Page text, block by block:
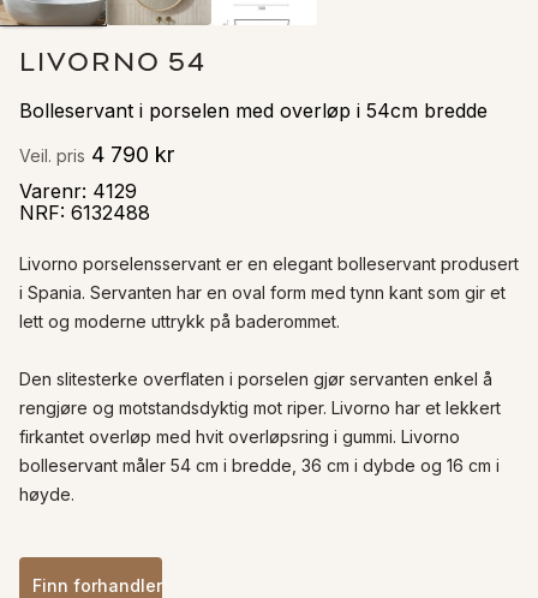
LIVORNO 54
Bolleservant i porselen med overløp i 54cm bredde
Veil. pris 4 790 kr
Varenr: 4129
NRF: 6132488
Livorno porselensservant er en elegant bolleservant produsert
i Spania. Servanten har en oval form med tynn kant som gir et
lett og moderne uttrykk på baderommet.
Den slitesterke overflaten i porselen gjør servanten enkel å
rengjøre og motstandsdyktig mot riper. Livorno har et lekkert
firkantet overløp med hvit overløpsring i gummi. Livorno
bolleservant måler 54 cm i bredde, 36 cm i dybde og 16 cm i
høyde.
Finn forhandler